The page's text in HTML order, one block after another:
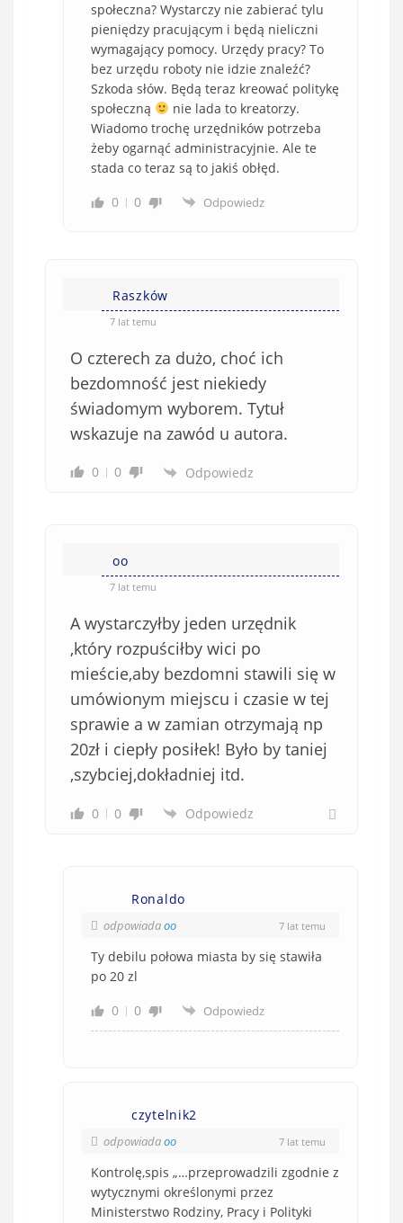
społeczna? Wystarczy nie zabierać tylu
pieniędzy pracującym i będą nieliczni
wymagający pomocy. Urzędy pracy? To
bez urzędu roboty nie idzie znaleźć?
Szkoda słów. Będą teraz kreować politykę
społeczną
nie lada to kreatorzy.
Wiadomo trochę urzędników potrzeba
żeby ogarnąć administracyjnie. Ale te
stada co teraz są to jakiś obłęd.
0
0 Odpowiedz
Raszków
7 lat temu
O czterech za dużo, choć ich
bezdomność jest niekiedy
świadomym wyborem. Tytuł
wskazuje na zawód u autora.
0 0 Odpowiedz
oo
7 lat temu
A wystarczyłby jeden urzędnik
,który rozpuściłby wici po
mieście,aby bezdomni stawili się w
umówionym miejscu i czasie w tej
sprawie a w zamian otrzymają np
20zł i ciepły posiłek! Było by taniej
,szybciej,dokładniej itd.
0 0 Odpowiedz
Ronaldo
odpowiadaoo 7 lat temu
Ty debilu połowa miasta by się stawiła
po 20 zl
0
0 Odpowiedz
czytelnik2
odpowiadaoo 7 lat temu
Kontrolę,spis „…przeprowadzili zgodnie z
wytycznymi określonymi przez
Ministerstwo Rodziny, Pracy i Polityki